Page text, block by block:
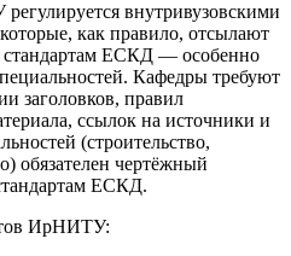
внутривузовскими
как правило, отсылают
ЕСКД — особенно
Кафедры требуют
заголовков, правил
ссылок на источники и
(строительство,
обязателен чертёжный
ЕСКД.
ИрНИТУ: